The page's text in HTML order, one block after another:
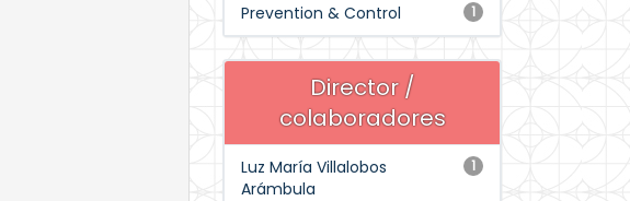
1
Prevention & Control
Director /
colaboradores
1
Luz María Villalobos
Arámbula